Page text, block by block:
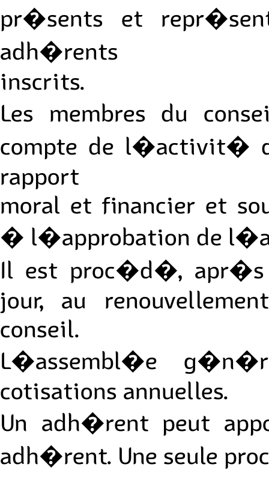
pr�sents et
adh�rents
inscrits.
Les membres du
compte de l�activit�
rapport
moral et financier et
� l�approbation de
Il est proc�d�,
jour, au
conseil.
L�assembl�e
cotisations annuelles.
Un adh�rent peut
adh�rent. Une seule